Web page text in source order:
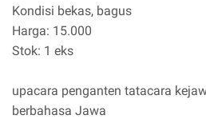
Kondisi bekas, bagus
Harga: 15.000
Stok: 1 eks
upacara penganten tatacara
berbahasa Jawa